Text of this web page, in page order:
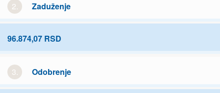
2. Zaduženje
96.874,07 RSD
3. Odobrenje